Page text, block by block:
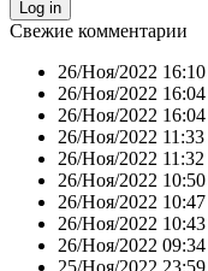
Свежие комментарии
26/Ноя/2022 16:10
26/Ноя/2022 16:04
26/Ноя/2022 16:04
26/Ноя/2022 11:33
26/Ноя/2022 11:32
26/Ноя/2022 10:50
26/Ноя/2022 10:47
26/Ноя/2022 10:43
26/Ноя/2022 09:34
25/Ноя/2022 23:59